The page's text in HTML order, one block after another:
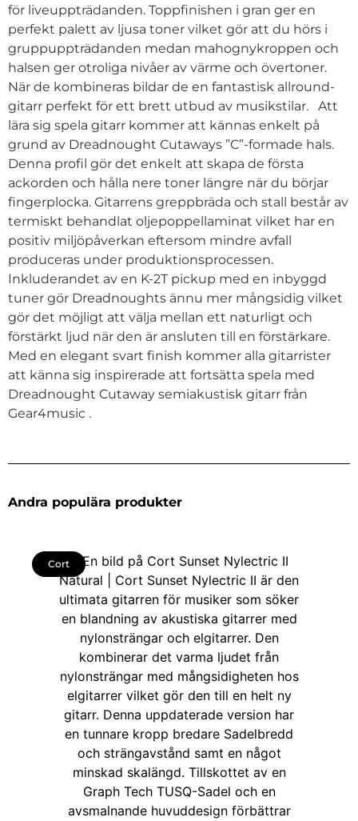
för liveuppträdanden. Toppfinishen i gran ger en
perfekt palett av ljusa toner vilket gör att du hörs i
gruppuppträdanden medan mahognykroppen och
halsen ger otroliga nivåer av värme och övertoner.
När de kombineras bildar de en fantastisk allround-
gitarr perfekt för ett brett utbud av musikstilar. Att
lära sig spela gitarr kommer att kännas enkelt på
grund av Dreadnought Cutaways ”C”-formade hals.
Denna profil gör det enkelt att skapa de första
ackorden och hålla nere toner längre när du börjar
fingerplocka. Gitarrens greppbräda och stall består av
termiskt behandlat oljepoppellaminat vilket har en
positiv miljöpåverkan eftersom mindre avfall
produceras under produktionsprocessen.
Inkluderandet av en K-2T pickup med en inbyggd
tuner gör Dreadnoughts ännu mer mångsidig vilket
gör det möjligt att välja mellan ett naturligt och
förstärkt ljud när den är ansluten till en förstärkare.
Med en elegant svart finish kommer alla gitarrister
att känna sig inspirerade att fortsätta spela med
Dreadnought Cutaway semiakustisk gitarr från
Gear4music .
Andra populära produkter
Cort